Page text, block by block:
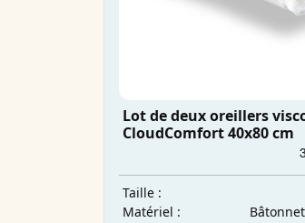
Lot de deux oreillers
CloudComfort 40x80 cm
Taille :
Matériel :